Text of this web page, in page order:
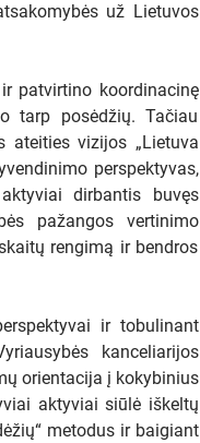
už Lietuvos
patvirtino koordinacinę
tarp posėdžių. Tačiau
ateities vizijos „Lietuva
perspektyvas,
dirbantis buvęs
pažangos vertinimo
rengimą ir bendros
ir tobulinant
kanceliarijos
orientacija į kokybinius
aktyviai siūlė iškeltų
metodus ir baigiant